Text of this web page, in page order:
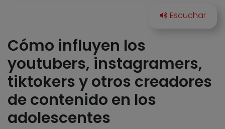
Cómo influyen los
youtubers, instagramers,
tiktokers y otros creadores
de contenido en los
adolescentes